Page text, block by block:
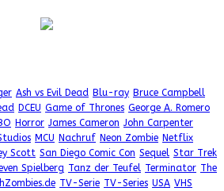
Ash vs Evil Dead Blu-ray Bruce Campbell
DCEU Game of Thrones George A. Romero
Horror James Cameron John Carpenter
MCU Nachruf Neon Zombie Netflix
Scott San Diego Comic Con Sequel Star Trek
Spielberg Tanz der Teufel Terminator The
TV-Serie TV-Series USA VHS